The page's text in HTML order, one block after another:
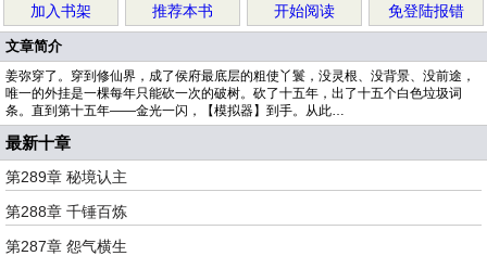
加入书架 推荐本书 开始阅读 免登陆报错
文章简介
姜弥穿了。穿到修仙界，成了侯府最底层的粗使丫鬟，没灵根、没背景、没前途，
唯一的外挂是一棵每年只能砍一次的破树。砍了十五年，出了十五个白色垃圾词
条。直到第十五年——金光一闪，【模拟器】到手。从此…
最新十章
第289章 秘境认主
第288章 千锤百炼
第287章 怨气横生